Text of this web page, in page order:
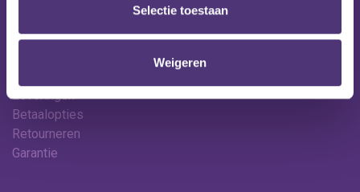
Selectie toestaan
Weigeren
Leveringen
Betaalopties
Retourneren
Garantie